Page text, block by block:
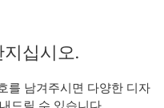
십시오.
를 남겨주시면 다양한 디자